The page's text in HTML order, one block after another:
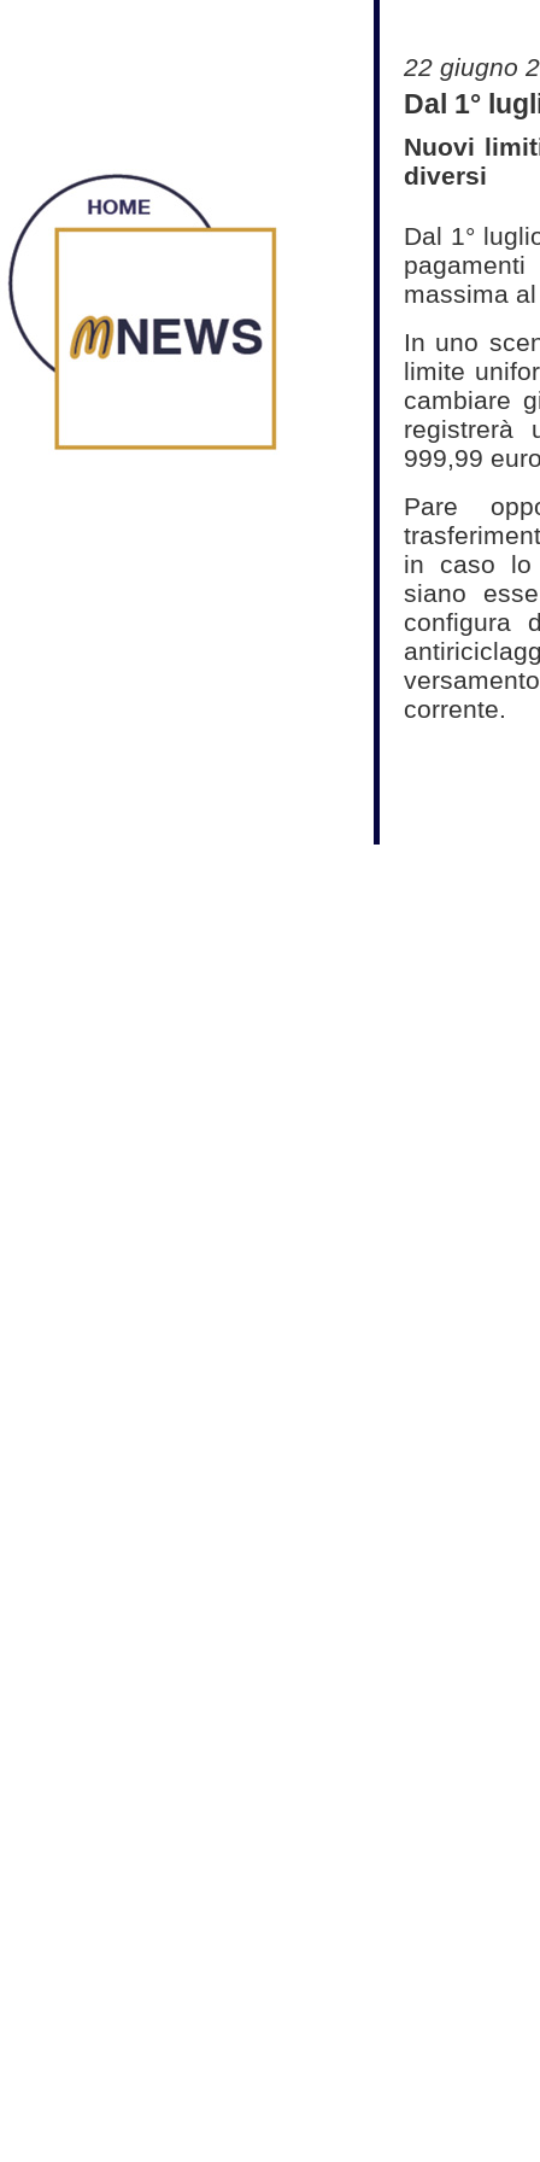
22 giugno
Dal 1°
Nuovi
diversi
Dal 1°
massima
In uno
limite
cambiare
registrerà
999,99
Pare
in caso lo
siano
configura
corrente.